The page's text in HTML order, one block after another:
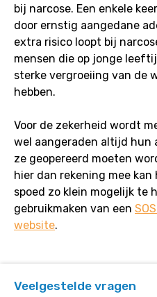
bij narcose. Een enkele
door ernstig aangedane
extra risico loopt bij
mensen die op jonge
sterke vergroeiing van de
hebben.
Voor de zekerheid wordt
wel aangeraden altijd hun
ze geopereerd moeten
hier dan rekening mee kan
spoed zo klein mogelijk te
gebruikmaken van een
website.
Veelgestelde vragen